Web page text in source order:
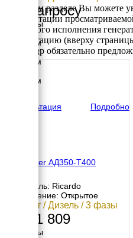
По запросу
Размеры
6200 мм
Ширина
2440 мм
3500 мм
Консультация
Подробно
EcoPower АД350-T400
Двигатель: Ricardo
Исполнение: Открытое
350 кВт / Дизель / 3 фазы
2 241 809
Размеры
В данном разделе Вы можете
комплектации
требуемого исполнения
консультацию (вверху
менеджер обязательно